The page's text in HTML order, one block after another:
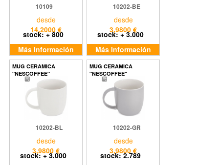
10109
desde
14,2000 €
stock: + 800
Más Información
10202-BE
desde
3,9800 €
stock: + 3.000
Más Información
MUG CERAMICA
"NESCOFFEE"
10202-BL
desde
3,9800 €
stock: + 3.000
MUG CERAMICA
"NESCOFFEE"
10202-GR
desde
3,9800 €
stock: 2.789